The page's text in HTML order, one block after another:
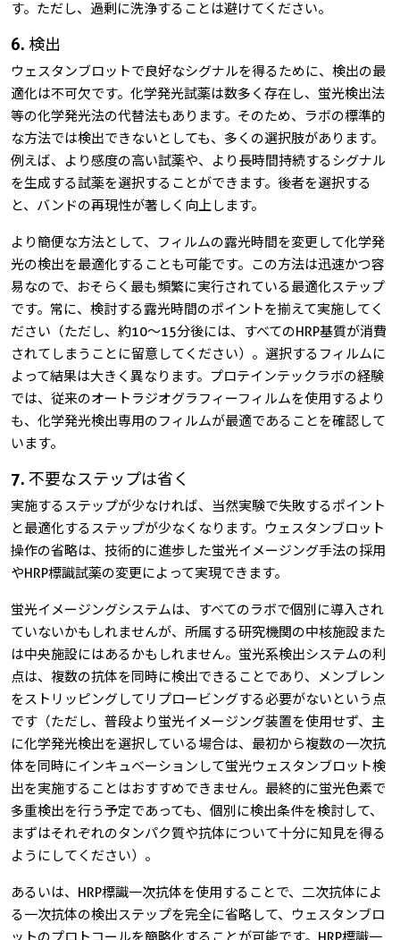
す。ただし、過剰に洗浄することは避けてください。
6. 検出
ウェスタンブロットで良好なシグナルを得るために、検出の最
適化は不可欠です。化学発光試薬は数多く存在し、蛍光検出法
等の化学発光法の代替法もあります。そのため、ラボの標準的
な方法では検出できないとしても、多くの選択肢があります。
例えば、より感度の高い試薬や、より長時間持続するシグナル
を生成する試薬を選択することができます。後者を選択する
と、バンドの再現性が著しく向上します。
より簡便な方法として、フィルムの露光時間を変更して化学発
光の検出を最適化することも可能です。この方法は迅速かつ容
易なので、おそらく最も頻繁に実行されている最適化ステップ
です。常に、検討する露光時間のポイントを揃えて実施してく
ださい（ただし、約10～15分後には、すべてのHRP基質が消費
されてしまうことに留意してください）。選択するフィルムに
よって結果は大きく異なります。プロテインテックラボの経験
では、従来のオートラジオグラフィーフィルムを使用するより
も、化学発光検出専用のフィルムが最適であることを確認して
います。
7. 不要なステップは省く
実施するステップが少なければ、当然実験で失敗するポイント
と最適化するステップが少なくなります。ウェスタンブロット
操作の省略は、技術的に進歩した蛍光イメージング手法の採用
やHRP標識試薬の変更によって実現できます。
蛍光イメージングシステムは、すべてのラボで個別に導入され
ていないかもしれませんが、所属する研究機関の中核施設また
は中央施設にはあるかもしれません。蛍光系検出システムの利
点は、複数の抗体を同時に検出できることであり、メンブレン
をストリッピングしてリプロービングする必要がないという点
です（ただし、普段より蛍光イメージング装置を使用せず、主
に化学発光検出を選択している場合は、最初から複数の一次抗
体を同時にインキュベーションして蛍光ウェスタンブロット検
出を実施することはおすすめできません。最終的に蛍光色素で
多重検出を行う予定であっても、個別に検出条件を検討して、
まずはそれぞれのタンパク質や抗体について十分に知見を得る
ようにしてください）。
あるいは、HRP標識一次抗体を使用することで、二次抗体によ
る一次抗体の検出ステップを完全に省略して、ウェスタンブロ